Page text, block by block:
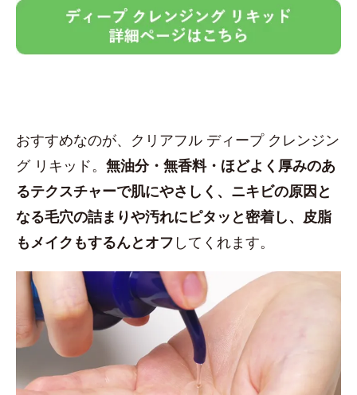
おすすめなのが、クリアフル ディープ クレンジン
グ リキッド。 無油分・無香料・ほどよく厚みのあ
るテクスチャーで肌にやさしく、ニキビの原因と
なる毛穴の詰まりや汚れにピタッと密着し、皮脂
もメイクもするんとオフ してくれます。